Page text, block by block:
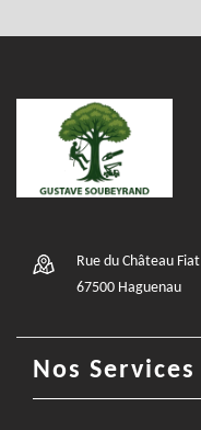
Rue du Château Fiat
67500 Haguenau
Nos Services